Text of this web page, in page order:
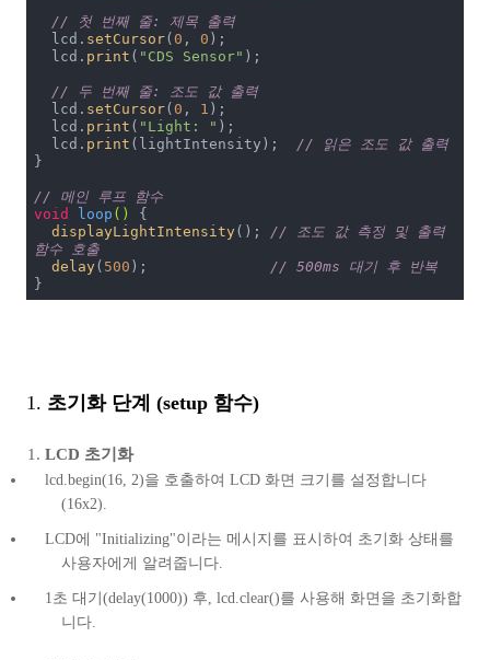
// 첫 번째 줄: 제목 출력
  lcd.
setCursor(0 , 0 );
  lcd.
print ( "CDS Sensor" );
// 두 번째 줄: 조도 값 출력
  lcd.
setCursor(0 , 1 );
  lcd.
print ( "Light: " );
  lcd.
print (lightIntensity);
// 읽은 조도 값 출력
}
// 메인 루프 함수
void
loop ()
{
displayLightIntensity();
// 조도 값 측정 및 출력
함수 호출
delay( 500 );
// 500ms 대기 후 반복
}
1. 초기화 단계 (setup 함수)
LCD 초기화
lcd.begin(16, 2)을 호출하여 LCD 화면 크기를 설정합니다
(16x2).
LCD에 "Initializing"이라는 메시지를 표시하여 초기화 상태를
사용자에게 알려줍니다.
1초 대기(delay(1000)) 후, lcd.clear()를 사용해 화면을 초기화합
니다.